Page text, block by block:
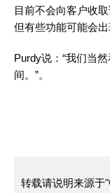
目前不会向客户收
但有些功能可能会出
Purdy说：“我们当
间。”。
转载请说明来源于